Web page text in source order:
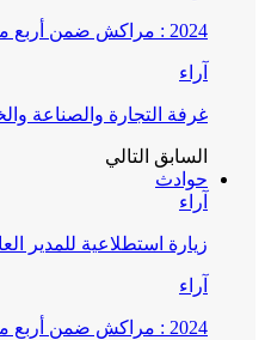
2024 : مراكش ضمن أربع مدن بالممكلة سجلت مامجموعه 656 قضية تتعلق بغسيل الأموال
آراء
غرفة التجارة والصناعة
السابق التالي
حوادث
آراء
زيارة استطلاعية للمدير
آراء
2024 : مراكش ضمن أربع مدن بالممكلة سجلت مامجموعه 656 قضية تتعلق بغسيل الأموال